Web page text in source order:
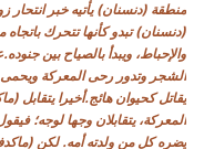
منطقة (دنسنان) يأتيه خبر انتحار
(دنسنان) تبدو كأنها تتحرك باتجاه
والإحباط، ويبدأ بالصياح بين
الشجر وتدور رحى المعركة ويحمى
يقاتل كحيوان هائج.أخيرا
المعركة، يتقابلان وجها لوجه؛
يضره كل من ولدته أمه. لكن